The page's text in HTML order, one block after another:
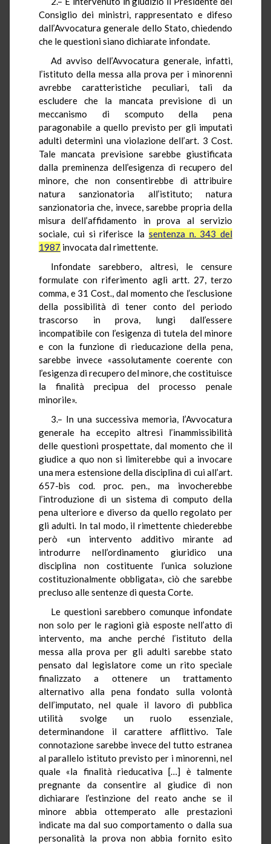
Consiglio dei ministri, rappresentato e difeso
dall’Avvocatura generale dello Stato, chiedendo
che le questioni siano dichiarate infondate.
Ad avviso dell’Avvocatura generale, infatti,
l’istituto della messa alla prova per i minorenni
avrebbe caratteristiche peculiari, tali da
escludere che la mancata previsione di un
meccanismo di scomputo della pena
paragonabile a quello previsto per gli imputati
adulti determini una violazione dell’art. 3 Cost.
Tale mancata previsione sarebbe giustificata
dalla preminenza dell’esigenza di recupero del
minore, che non consentirebbe di attribuire
natura sanzionatoria all’istituto; natura
sanzionatoria che, invece, sarebbe propria della
misura dell’affidamento in prova al servizio
sociale, cui si riferisce la sentenza n. 343 del
1987 invocata dal rimettente.
Infondate sarebbero, altresì, le censure
formulate con riferimento agli artt. 27, terzo
comma, e 31 Cost., dal momento che l’esclusione
della possibilità di tener conto del periodo
trascorso in prova, lungi dall’essere
incompatibile con l’esigenza di tutela del minore
e con la funzione di rieducazione della pena,
sarebbe invece «assolutamente coerente con
l’esigenza di recupero del minore, che costituisce
la finalità precipua del processo penale
minorile».
3.– In una successiva memoria, l’Avvocatura
generale ha eccepito altresì l’inammissibilità
delle questioni prospettate, dal momento che il
giudice a quo non si limiterebbe qui a invocare
una mera estensione della disciplina di cui all’art.
657-bis cod. proc. pen., ma invocherebbe
l’introduzione di un sistema di computo della
pena ulteriore e diverso da quello regolato per
gli adulti. In tal modo, il rimettente chiederebbe
però «un intervento additivo mirante ad
introdurre nell’ordinamento giuridico una
disciplina non costituente l’unica soluzione
costituzionalmente obbligata», ciò che sarebbe
precluso alle sentenze di questa Corte.
Le questioni sarebbero comunque infondate
non solo per le ragioni già esposte nell’atto di
intervento, ma anche perché l’istituto della
messa alla prova per gli adulti sarebbe stato
pensato dal legislatore come un rito speciale
finalizzato a ottenere un trattamento
alternativo alla pena fondato sulla volontà
dell’imputato, nel quale il lavoro di pubblica
utilità svolge un ruolo essenziale,
determinandone il carattere afflittivo. Tale
connotazione sarebbe invece del tutto estranea
al parallelo istituto previsto per i minorenni, nel
quale «la finalità rieducativa […] è talmente
pregnante da consentire al giudice di non
dichiarare l’estinzione del reato anche se il
minore abbia ottemperato alle prestazioni
indicate ma dal suo comportamento o dalla sua
personalità la prova non abbia fornito esito